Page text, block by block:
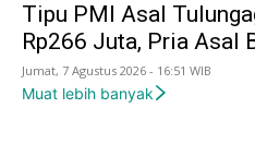
Tipu PMI Asal
Rp266 Juta, Pria Asal
Jumat, 7 Agustus 2026 - 16:51 WIB
Muat lebih banyak